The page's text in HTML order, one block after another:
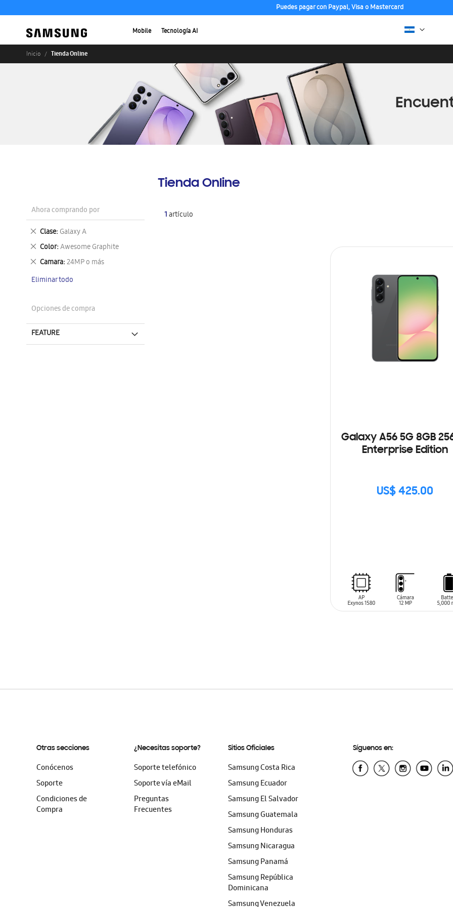
Puedes pagar con Paypal, Visa o Mastercard
Mobile Tecnología AI
Inicio Tienda Online
Tienda Online
1artículo
Galaxy A56 5G 8GB
Enterprise Edition
US$ 425.00
SIN
Ahora comprando por
Clase Galaxy A
Eliminar
este
artículo
Color Awesome Graphite
Eliminar
este
artículo
Camara 24MP o más
Eliminar
artículo
Eliminar todo
Opciones de compra
FEATURE
Otras secciones
Conócenos
Soporte
Condiciones de
Compra
¿Necesitas soporte?
Soporte telefónico
Soporte vía eMail
Preguntas
Frecuentes
Sitios Oficiales
Samsung Costa Rica
Samsung Ecuador
Samsung El Salvador
Samsung Guatemala
Samsung Honduras
Samsung Nicaragua
Samsung Panamá
Samsung República
Dominicana
Samsung Venezuela
Síguenos en: